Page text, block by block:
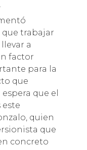
que trabajar
a
factor
para la
que
que el
quien
que
concreto